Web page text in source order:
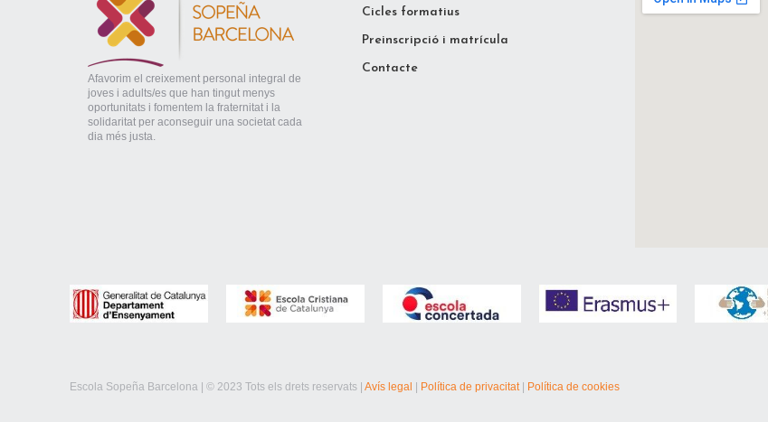
Afavorim el creixement personal integral de
joves i adults/es que han tingut menys
oportunitats i fomentem la fraternitat i la
solidaritat per aconseguir una societat cada
dia més justa.
Cicles formatius
Preinscripció i matrícula
Contacte
Escola Sopeña Barcelona | © 2023 Tots els drets reservats |Avís legal Política de privacitat| Política de cookies